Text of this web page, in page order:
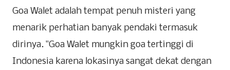
Goa Walet adalah tempat penuh misteri yang
menarik perhatian banyak pendaki termasuk
dirinya. "Goa Walet mungkin goa tertinggi di
Indonesia karena lokasinya sangat dekat dengan